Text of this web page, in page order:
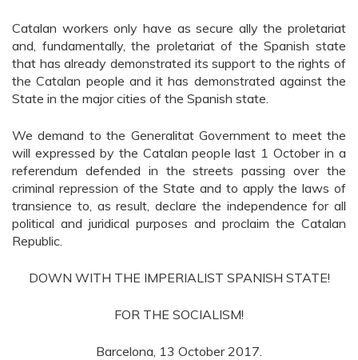
Catalan workers only have as secure ally the proletariat
and, fundamentally, the proletariat of the Spanish state
that has already demonstrated its support to the rights of
the Catalan people and it has demonstrated against the
State in the major cities of the Spanish state.
We demand to the Generalitat Government to meet the
will expressed by the Catalan people last 1 October in a
referendum defended in the streets passing over the
criminal repression of the State and to apply the laws of
transience to, as result, declare the independence for all
political and juridical purposes and proclaim the Catalan
Republic.
DOWN WITH THE IMPERIALIST SPANISH STATE!
FOR THE SOCIALISM!
Barcelona, 13 October 2017.